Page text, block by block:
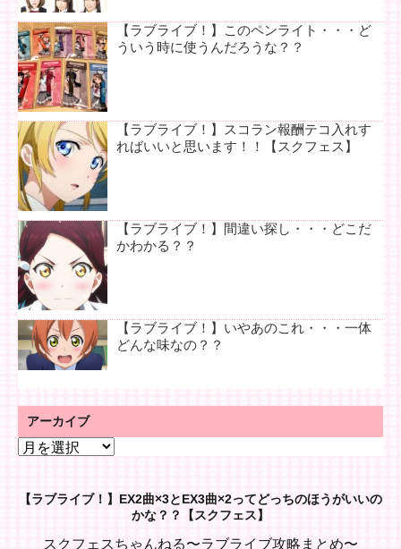
【ラブライブ！】このペンライト・・・ど
ういう時に使うんだろうな？？
【ラブライブ！】スコラン報酬テコ入れす
ればいいと思います！！【スクフェス】
【ラブライブ！】間違い探し・・・どこだ
かわかる？？
【ラブライブ！】いやあのこれ・・・一体
どんな味なの？？
アーカイブ
ア
イ【ラブライブ！】EX2曲×3とEX3曲×2ってどっちのほうがいいの
かな？？【スクフェス】
スクフェスちゃんねる〜ラブライブ攻略まとめ〜